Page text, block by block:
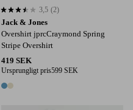
Jack & Jones
Overshirt jprcCraymond Spring
Stripe Overshirt
419 SEK
Ursprungligt pris599 SEK
2 färger
3,5 baserat på 2 st betyg
3,5 (2)